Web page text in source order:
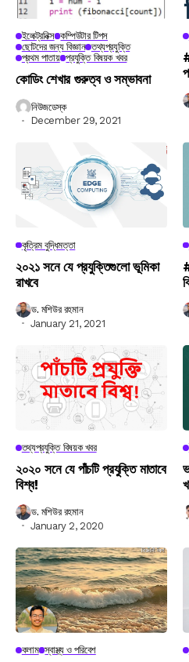
ইলেক্ট্রনিক্স কম্পিউটার টিপস
ছোটদের জন্য বিজ্ঞান তথ্যপ্রযুক্তি
প্রথম পাতায় প্রযুক্তি বিষয়ক খবর
কোডিং শেখার গুরুত্ব ও সম্ভাবনা
নিউজডেস্ক
December 29, 2021
কৃত্রিম বুদ্ধিমত্তা
২০২১ সনে যে প্রযুক্তিগুলো ভূমিকা
রাখবে
ড. মশিউর রহমান
January 21, 2021
তথ্যপ্রযুক্তি বিষয়ক খবর
২০২০ সনে যে পাঁচটি প্রযুক্তি মাতাবে
বিশ্ব!
ড. মশিউর রহমান
January 2, 2020
কলাম স্বাস্থ্য ও পরিবেশ